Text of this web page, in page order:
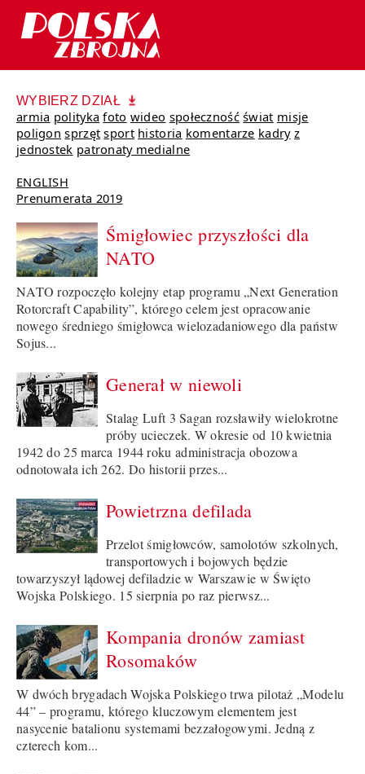
WYBIERZ DZIAŁ
armia polityka foto wideo społeczność świat misje
poligon sprzęt sport historia komentarze kadry z
jednostek patronaty medialne
ENGLISH
Prenumerata 2019
Śmigłowiec przyszłości dla
NATO
NATO rozpoczęło kolejny etap programu „Next Generation
Rotorcraft Capability”, którego celem jest opracowanie
nowego średniego śmigłowca wielozadaniowego dla państw
Sojus...
Generał w niewoli
Stalag Luft 3 Sagan rozsławiły wielokrotne
próby ucieczek. W okresie od 10 kwietnia
1942 do 25 marca 1944 roku administracja obozowa
odnotowała ich 262. Do historii przes...
Powietrzna defilada
Przelot śmigłowców, samolotów szkolnych,
transportowych i bojowych będzie
towarzyszył lądowej defiladzie w Warszawie w Święto
Wojska Polskiego. 15 sierpnia po raz pierwsz...
Kompania dronów zamiast
Rosomaków
W dwóch brygadach Wojska Polskiego trwa pilotaż „Modelu
44” – programu, którego kluczowym elementem jest
nasycenie batalionu systemami bezzałogowymi. Jedną z
czterech kom...